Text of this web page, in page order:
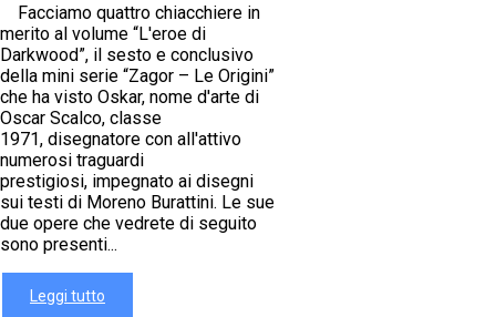
Facciamo quattro chiacchiere in
merito al volume “L'eroe di
Darkwood”, il sesto e conclusivo
della mini serie “Zagor – Le Origini”
che ha visto Oskar, nome d'arte di
Oscar Scalco, classe
1971, disegnatore con all'attivo
numerosi traguardi
prestigiosi, impegnato ai disegni
sui testi di Moreno Burattini. Le sue
due opere che vedrete di seguito
sono presenti...
Leggi tutto